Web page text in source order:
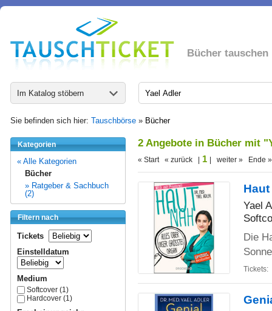
Bücher tauschen
Im Katalog stöbern
Sie befinden sich hier: Tauschbörse » Bücher
Kategorien
« Alle Kategorien
Bücher
» Ratgeber & Sachbuch
(2)
Filtern nach
Tickets
Einstelldatum
Medium
Softcover (1)
Hardcover (1)
2 Angebote in Bücher mit
« Start « zurück | 1 | weiter » Ende »
Yael
Die
Tickets: